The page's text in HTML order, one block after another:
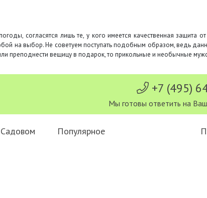
согласятся лишь те, у кого имеется качественная
на выбор. Не советуем поступать подобным образом, ведь
преподнести вещицу в подарок, то прикольные и необычные
+7 (495)
Мы готовы ответить на
Популярное